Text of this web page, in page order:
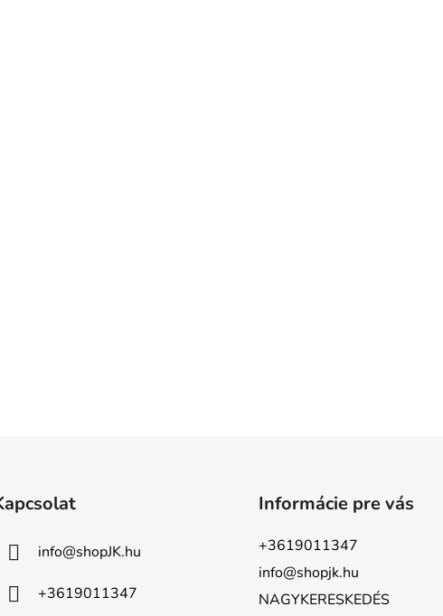
info@shopJK.hu
+3619011347
Informácie pre vás
+3619011347
info@shopjk.hu
NAGYKERESKEDÉS